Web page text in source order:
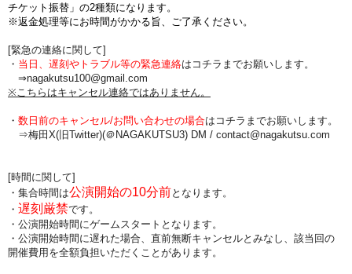
チケット振替」の2種類になります。
※返金処理等にお時間がかかる旨、ご了承ください。
[緊急の連絡に関して]
・ 当日、遅刻やトラブル等の緊急連絡はコチラまでお願いします。
⇒nagakutsu100@gmail.com
※こちらはキャンセル連絡ではありません。
・ 数日前のキャンセル/お問い合わせの場合は コチラまでお願いします。
⇒梅田X(旧Twitter)(＠NAGAKUTSU3) DM / contact@nagakutsu.com
[時間に関して]
・集合時間は公演開始の10分前となります。
・ 遅刻厳禁です。
・公演開始時間にゲームスタートとなります。
・公演開始時間に遅れた場合、直前無断キャンセルとみなし、該当回の
開催費用を全額負担いただくことがあります。